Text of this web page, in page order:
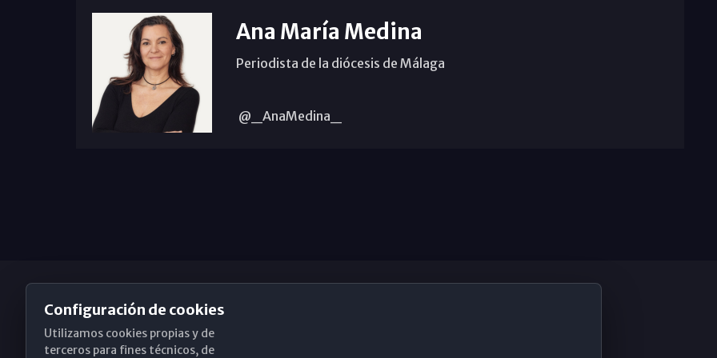
Ana María Medina
Periodista de la diócesis de Málaga
@_AnaMedina_
Obispado de Málaga
Configuración de cookies
Utilizamos cookies propias y de
terceros para fines técnicos, de